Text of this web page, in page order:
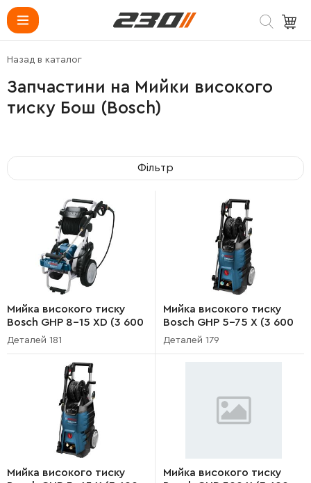
Запчастини на Мийки високого
тиску Бош (Bosch)
Назад в каталог
Фільтр
Мийка високого тиску
Bosch GHP 8-15 XD (3 600
J10 300)
Деталей 181
Мийка високого тиску
Bosch GHP 5-75 X (3 600
J10 800)
Деталей 179
Мийка високого тиску
Мийка високого тиску